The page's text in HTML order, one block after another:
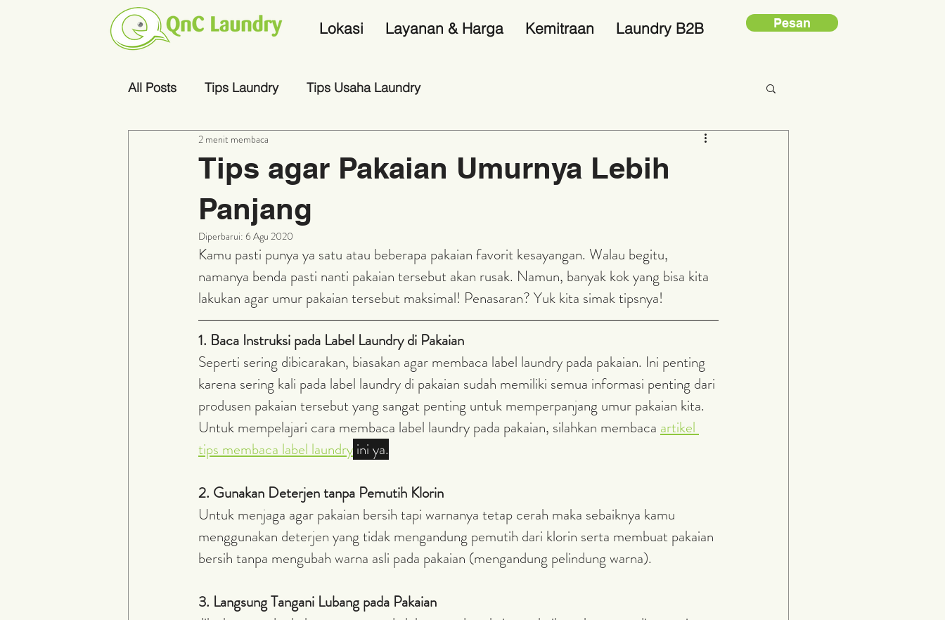
Lokasi Layanan & Harga Kemitraan Laundry B2B Pesan
All Posts Tips Laundry Tips Usaha Laundry
Tips agar Pakaian Umurnya Lebih
Panjang
2 menit membaca
Diperbarui: 6 Agu 2020
Kamu pasti punya ya satu atau beberapa pakaian favorit kesayangan. Walau begitu,
namanya benda pasti nanti pakaian tersebut akan rusak. Namun, banyak kok yang bisa kita
lakukan agar umur pakaian tersebut maksimal! Penasaran? Yuk kita simak tipsnya!
1. Baca Instruksi pada Label Laundry di Pakaian
Seperti sering dibicarakan, biasakan agar membaca label laundry pada pakaian. Ini penting
karena sering kali pada label laundry di pakaian sudah memiliki semua informasi penting dari
produsen pakaian tersebut yang sangat penting untuk memperpanjang umur pakaian kita.
Untuk mempelajari cara membaca label laundry pada pakaian, silahkan membaca artikel
tips membaca label laundry ini ya.
2. Gunakan Deterjen tanpa Pemutih Klorin
Untuk menjaga agar pakaian bersih tapi warnanya tetap cerah maka sebaiknya kamu
menggunakan deterjen yang tidak mengandung pemutih dari klorin serta membuat pakaian
bersih tanpa mengubah warna asli pada pakaian (mengandung pelindung warna).
3. Langsung Tangani Lubang pada Pakaian